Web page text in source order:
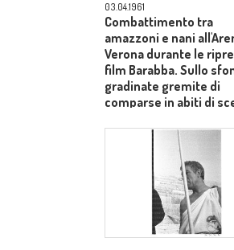
03.04.1961
Combattimento tra
amazzoni e nani
Verona durante le
film Barabba. Sullo
gradinate gremite di
comparse in abiti di